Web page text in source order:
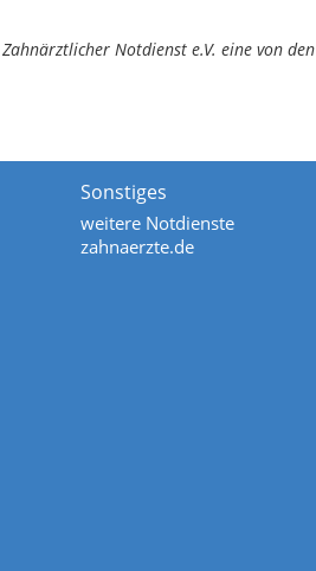
Notdienst e.V. eine von den
Sonstiges
weitere Notdienste
zahnaerzte.de